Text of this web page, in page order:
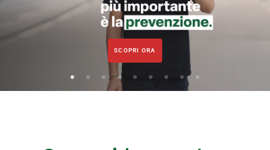
SCOPRI ORA